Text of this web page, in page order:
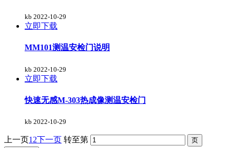
kb 2022-10-29
立即下载
MM101测温安检门说明
kb 2022-10-29
立即下载
快速无感M-303热成像测温安检门
kb 2022-10-29
上一页1 2下一页 转至第